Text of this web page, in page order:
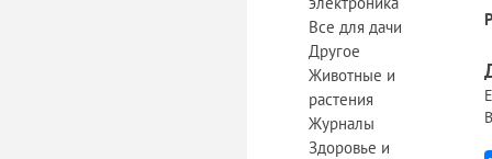
Все для дачи
Другое
Животные и
растения
Журналы
Здоровье и